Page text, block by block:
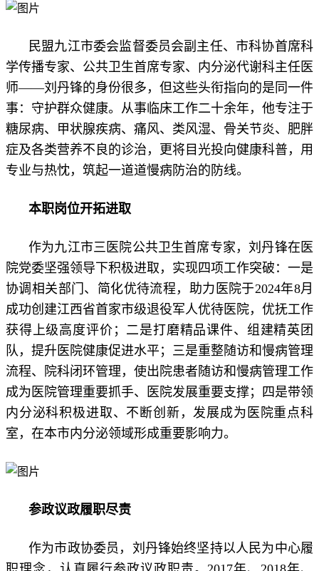
民盟九江市委会监督委员会副主任、市科协首席科
学传播专家、公共卫生首席专家、内分泌代谢科主任医
师——刘丹锋的身份很多，但这些头衔指向的是同一件
事：守护群众健康。从事临床工作二十余年，他专注于
糖尿病、甲状腺疾病、痛风、类风湿、骨关节炎、肥胖
症及各类营养不良的诊治，更将目光投向健康科普，用
专业与热忱，筑起一道道慢病防治的防线。
本职岗位开拓进取
作为九江市三医院公共卫生首席专家，刘丹锋在医
院党委坚强领导下积极进取，实现四项工作突破：一是
协调相关部门、简化优待流程，助力医院于2024年8月
成功创建江西省首家市级退役军人优待医院，优抚工作
获得上级高度评价；二是打磨精品课件、组建精英团
队，提升医院健康促进水平；三是重整随访和慢病管理
流程、院科闭环管理，使出院患者随访和慢病管理工作
成为医院管理重要抓手、医院发展重要支撑；四是带领
内分泌科积极进取、不断创新，发展成为医院重点科
室，在本市内分泌领域形成重要影响力。
参政议政履职尽责
作为市政协委员，刘丹锋始终坚持以人民为中心履